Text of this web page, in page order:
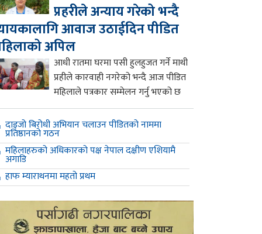
प्रहरीले अन्याय गरेको भन्दै
आवाज उठाईदिन पीडित
अपिल
आधी रातमा घरमा पसी हुलहुजत गर्ने माथी
प्रहीले कारवाही नगरेको भन्दै आज पीडित
महिलाले पत्रकार सम्मेलन गर्नु भएको छ
दाइजो बिरोधी अभियान चलाउन पीडितको नाममा
प्रतिष्ठानको गठन
महिलाहरुको अधिकारको पक्ष नेपाल दक्षीण एशियामै
अगाडि
हाफ म्याराथनमा महतो प्रथम